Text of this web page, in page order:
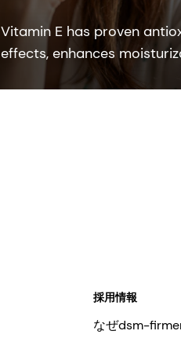
Vitamin E has proven
effects, enhances
strengthens the skin barrier.
採用情報
なぜdsm-